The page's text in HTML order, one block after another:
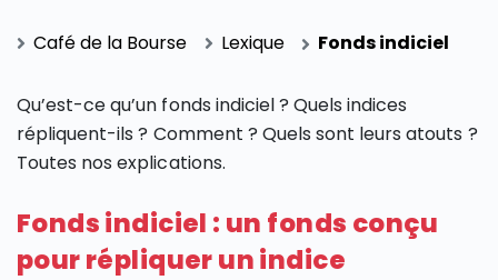
Café de la Bourse Lexique Fonds indiciel
Qu’est-ce qu’un fonds indiciel ? Quels indices
répliquent-ils ? Comment ? Quels sont leurs atouts ?
Toutes nos explications.
Fonds indiciel : un fonds conçu
pour répliquer un indice